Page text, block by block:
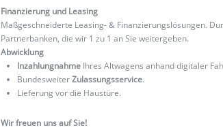
Finanzierung und Leasing
Maßgeschneiderte Leasing- & Finanzierungslösungen.
Partnerbanken, die wir 1 zu 1 an Sie weitergeben.
Abwicklung
Inzahlungnahme Ihres Altwagens anhand digitaler
BundesweiterZulassungsservice.
Lieferung vor die Haustüre.
Wir freuen uns auf Sie!